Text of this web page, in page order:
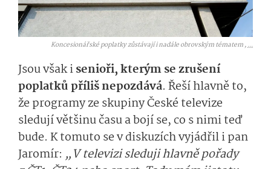
Koncesionářské poplatky zůstávají i nadále obrovským tématem ,...
Jsou však isenioři, kterým se zrušení
poplatků příliš nepozdává. Řeší hlavně to,
že programy ze skupiny České televize
sledují většinu času a bojí se, co s nimi teď
bude. K tomuto se v diskuzích vyjádřil i pan
Jaromír: „V televizi sleduji hlavně pořady